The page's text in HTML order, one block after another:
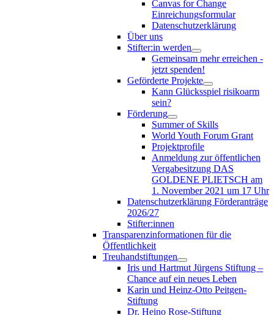
Canvas for Change
Einreichungsformular
Datenschutzerklärung
Über uns
Stifter:in werden
Gemeinsam mehr erreichen -
jetzt spenden!
Geförderte Projekte
Kann Glücksspiel risikoarm
sein?
Förderung
Summer of Skills
World Youth Forum Grant
Projektprofile
Anmeldung zur öffentlichen
Vergabesitzung DAS
GOLDENE PLIETSCH am
1. November 2021 um 17 Uhr
Datenschutzerklärung Förderanträge
2026/27
Stifter:innen
Transparenzinformationen für die
Öffentlichkeit
Treuhandstiftungen
Iris und Hartmut Jürgens Stiftung –
Chance auf ein neues Leben
Karin und Heinz-Otto Peitgen-
Stiftung
Dr. Heino Rose-Stiftung